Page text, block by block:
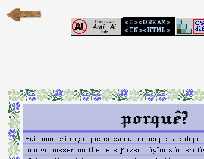
porquê?
Fui uma criança que cresceu no neopets e
amava mexer no theme e fazer páginas